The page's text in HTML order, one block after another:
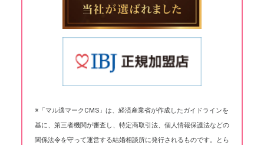
※「マル適マークCMS」は、経済産業省が作成したガイドラインを
基に、第三者機関が審査し、特定商取引法、個人情報保護法などの
関係法令を守って運営する結婚相談所に発行されるものです。とら